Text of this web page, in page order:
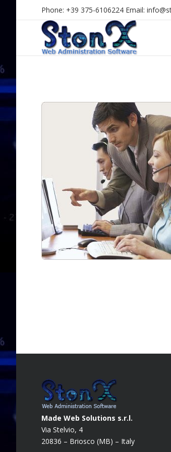
Phone: +39 375-6106224 Email:
Made Web Solutions s.r.l.
Via Stelvio, 4
20836 – Briosco (MB) – Italy